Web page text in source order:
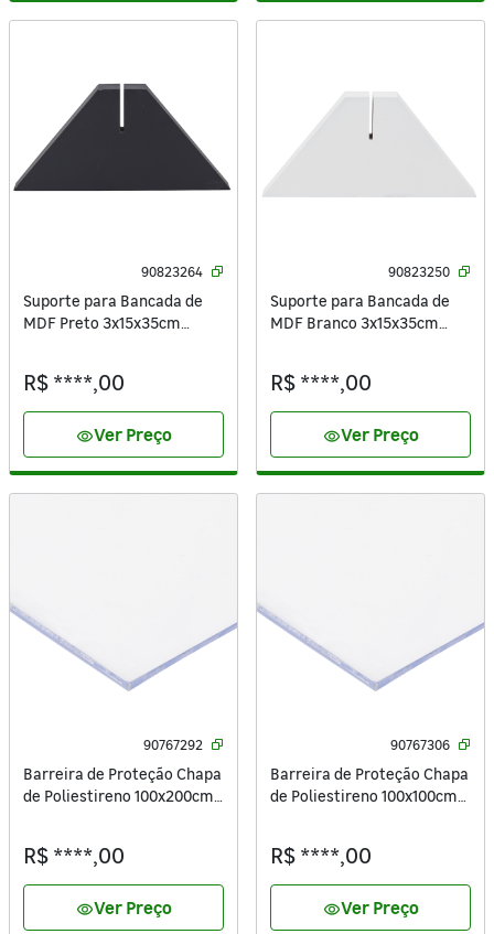
90823264
Suporte para Bancada de
MDF Preto 3x15x35cm
R$ ****,00
visibilityVer Preço
90823250
Suporte para Bancada de
MDF Branco 3x15x35cm
R$ ****,00
visibilityVer Preço
90767292
Barreira de Proteção Chapa
de Poliestireno 100x200cm
R$ ****,00
visibilityVer Preço
90767306
Barreira de Proteção Chapa
de Poliestireno 100x100cm
R$ ****,00
visibilityVer Preço